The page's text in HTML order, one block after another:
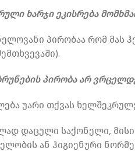
ხარჯი ეკისრება
პირობაა რომ
პირობა არ
უარი თქვას
დაცული საქონელი,
ან ჰიგიენური